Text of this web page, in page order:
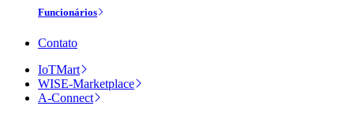
Funcionários
Contato
IoTMart
WISE-Marketplace
A-Connect